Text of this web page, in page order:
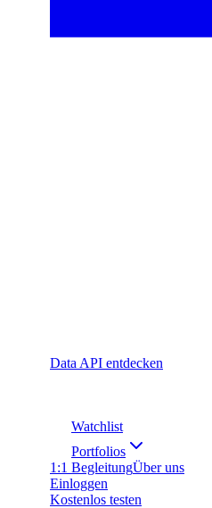
Data API entdecken
Watchlist
Portfolios
1:1 BegleitungÜber uns
Einloggen
Kostenlos testen